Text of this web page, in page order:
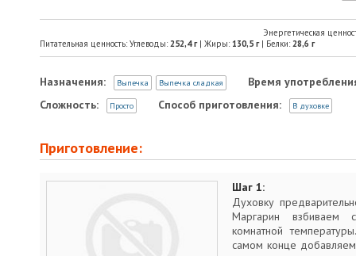
Энергетическая
Питательная ценность: Углеводы: 252,4г| Жиры: 130,5 г| Белки: 28,6 г
Назначения: Выпечка Выпечка сладкая
Время
Сложность:
Просто Способ приготовления: В духовке
Приготовление:
Шаг 1:
Духовку
Маргарин взбиваем
комнатной
самом конце добавляем